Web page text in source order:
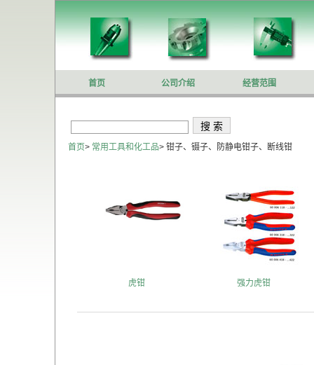
首页 公司介绍 经营范围
首页> 常用工具和化工品> 钳子、镊子、防静电钳子、断线钳
虎钳 强力虎钳